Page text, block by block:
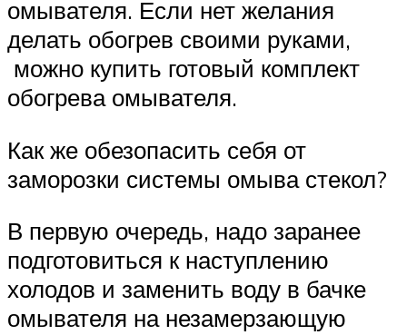
омывателя. Если нет желания
делать обогрев своими руками,
можно купить готовый комплект
обогрева омывателя.
Как же обезопасить себя от
заморозки системы омыва стекол?
В первую очередь, надо заранее
подготовиться к наступлению
холодов и заменить воду в бачке
омывателя на незамерзающую